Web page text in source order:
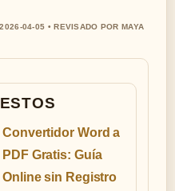
04-05 • REVISADO POR MAYA
Convertidor Word a
PDF Gratis: Guía
Online sin Registro